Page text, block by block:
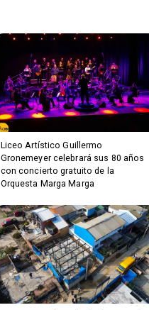
Liceo Artístico Guillermo
Gronemeyer celebrará sus 80 años
con concierto gratuito de la
Orquesta Marga Marga